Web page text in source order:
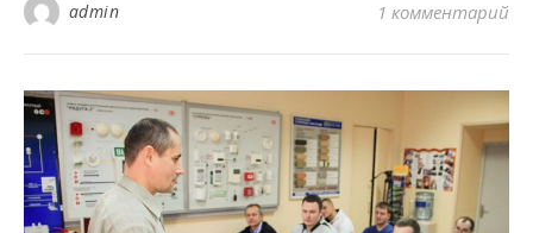
admin 1 комментарий